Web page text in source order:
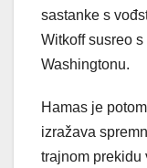
sastanke s
Witkoff susreo
Washingtonu.
Hamas je
izražava
trajnom prekidu